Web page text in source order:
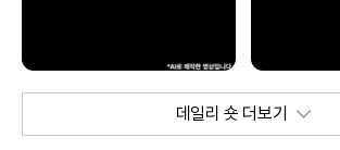
데일리 숏 더보기